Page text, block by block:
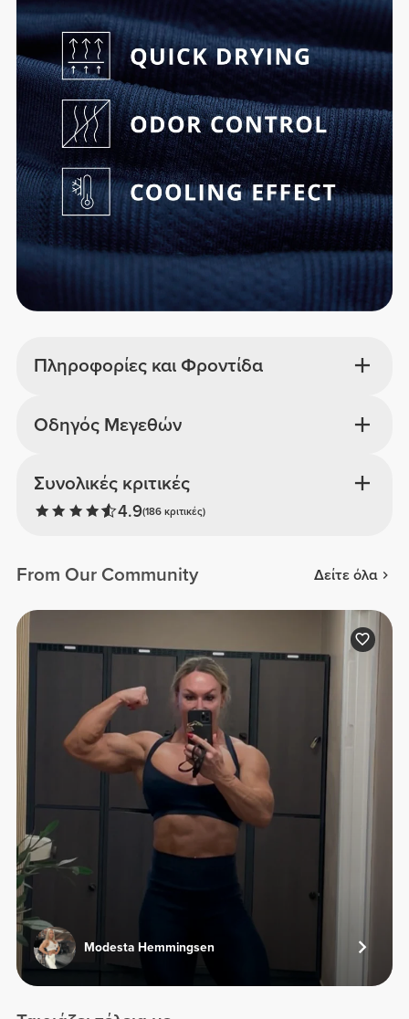
Πληροφορίες και Φροντίδα
Συνολικές κριτικές
4.9(186 κριτικές)
Οδηγός Μεγεθών
From Our Community Δείτε όλα
Modesta Hemmingsen